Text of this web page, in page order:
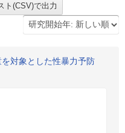
対象とした性暴力予防